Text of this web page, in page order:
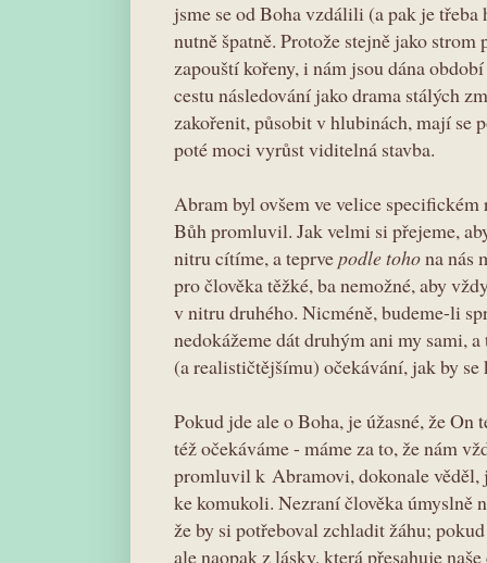
jsme se od Boha vzdálili (a pak je
nutně špatně. Protože stejně jako
zapouští kořeny, i nám jsou dána
cestu následování jako drama stálých
zakořenit, působit v hlubinách, mají se
poté moci vyrůst viditelná stavba.
Abram byl ovšem ve velice
Bůh promluvil. Jak velmi si přejeme,
nitru cítíme, a teprvepodle tohona nás
pro člověka těžké, ba nemožné, aby
v nitru druhého. Nicméně, budeme-li
nedokážeme dát druhým ani my sami,
(a realističtějšímu) očekávání, jak by
Pokud jde ale o Boha, je úžasné, že On
též očekáváme - máme za to, že nám
promluvil k Abramovi, dokonale
ke komukoli. Nezraní člověka úmyslně
že by si potřeboval zchladit žáhu;
ale naopak z lásky, která přesahuje